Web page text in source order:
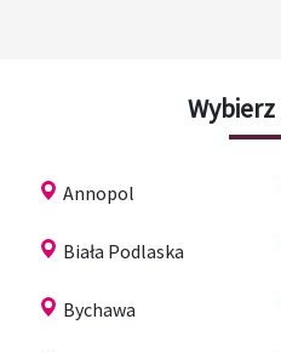
Wybierz
Annopol
Biała Podlaska
Bychawa